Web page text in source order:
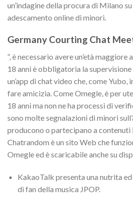
un’indagine della procura di Milano
adescamento online di minori.
Germany Courting Chat
“, è necessario avere un’età maggiore
18 anni è obbligatoria la
un’app di chat video che, come
fare amicizia. Come Omegle, è per
18 anni ma non ne ha processi di
sono molte segnalazioni di minori
producono o partecipano a contenuti
Chatrandom è un sito Web che
Omegle ed è scaricabile anche su
KakaoTalk presenta una nutrita
di fan della musica JPOP.